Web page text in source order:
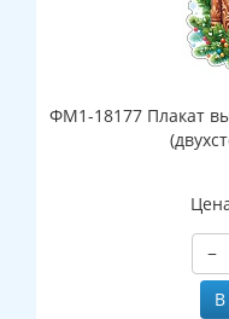
ФМ1-18177 Плакат
−
В